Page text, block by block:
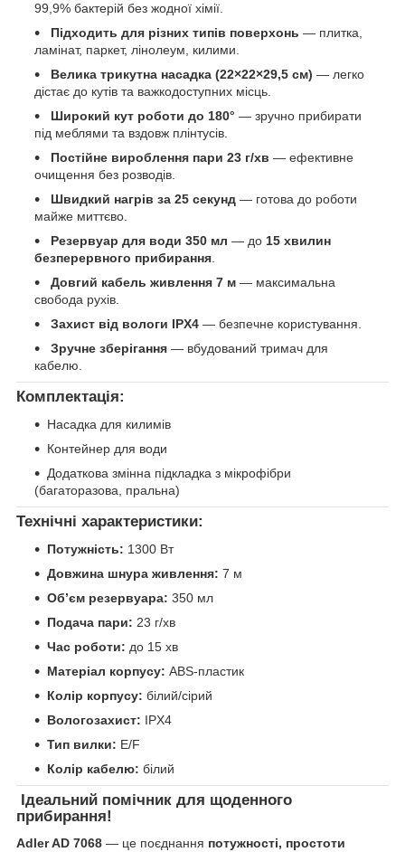
99,9% бактерій без жодної хімії.
Підходить для різних типів поверхонь — плитка,
ламінат, паркет, лінолеум, килими.
Велика трикутна насадка (22×22×29,5 см) — легко
дістає до кутів та важкодоступних місць.
Широкий кут роботи до 180° — зручно прибирати
під меблями та вздовж плінтусів.
Постійне вироблення пари 23 г/хв — ефективне
очищення без розводів.
Швидкий нагрів за 25 секунд — готова до роботи
майже миттєво.
Резервуар для води 350 мл — до 15 хвилин
безперервного прибирання
Довгий кабель живлення 7 м — максимальна
свобода рухів.
Захист від вологи IPX4 — безпечне користування.
Зручне зберігання — вбудований тримач для
кабелю.
Комплектація:
Насадка для килимів
Контейнер для води
Додаткова змінна підкладка з мікрофібри
(багаторазова, пральна)
Технічні характеристики:
Потужність: 1300 Вт
Довжина шнура живлення: 7 м
Обʼєм резервуара: 350 мл
Подача пари: 23 г/хв
Час роботи: до 15 хв
Матеріал корпусу: ABS-пластик
Колір корпусу: білий/сірий
Вологозахист: IPX4
Тип вилки: E/F
Колір кабелю: білий
Ідеальний помічник для щоденного
прибирання!
Adler AD 7068 — це поєднання потужності, простоти